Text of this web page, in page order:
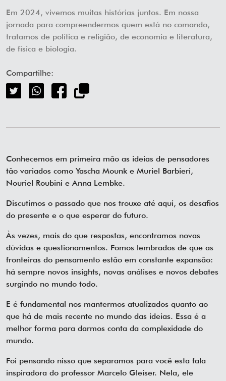
Em 2024, vivemos muitas histórias juntos. Em nossa
jornada para compreendermos quem está no comando,
tratamos de política e religião, de economia e literatura,
de física e biologia.
Compartilhe:
Conhecemos em primeira mão as ideias de pensadores
tão variados como Yascha Mounk e Muriel Barbieri,
Nouriel Roubini e Anna Lembke.
Discutimos o passado que nos trouxe até aqui, os desafios
do presente e o que esperar do futuro.
Às vezes, mais do que respostas, encontramos novas
dúvidas e questionamentos. Fomos lembrados de que as
fronteiras do pensamento estão em constante expansão:
há sempre novos insights, novas análises e novos debates
surgindo no mundo todo.
E é fundamental nos mantermos atualizados quanto ao
que há de mais recente no mundo das ideias. Essa é a
melhor forma para darmos conta da complexidade do
mundo.
Foi pensando nisso que separamos para você esta fala
inspiradora do professor Marcelo Gleiser. Nela, ele